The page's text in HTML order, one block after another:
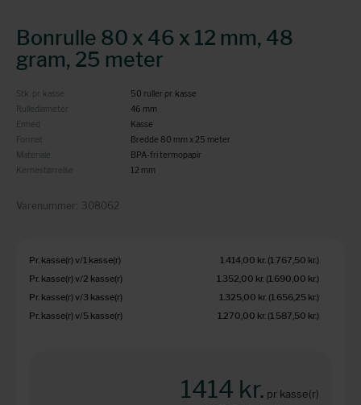
Bonrulle 80 x 46 x 12 mm, 48
gram, 25 meter
Stk. pr. kasse
50 ruller pr. kasse
Rullediameter
46 mm
Enhed
Kasse
Format
Bredde 80 mm x 25 meter
Materiale
BPA-fri termopapir
Kernestørrelse
12 mm
Varenummer: 308062
Pr. kasse(r) v/1 kasse(r) 1.414,00 kr. (1.767,50 kr.)
Pr. kasse(r) v/2 kasse(r)
1.352,00 kr. (1.690,00 kr.)
Pr. kasse(r) v/3 kasse(r)
1.325,00 kr. (1.656,25 kr.)
Pr. kasse(r) v/5 kasse(r)
1.270,00 kr. (1.587,50 kr.)
1414 kr. pr kasse(r)